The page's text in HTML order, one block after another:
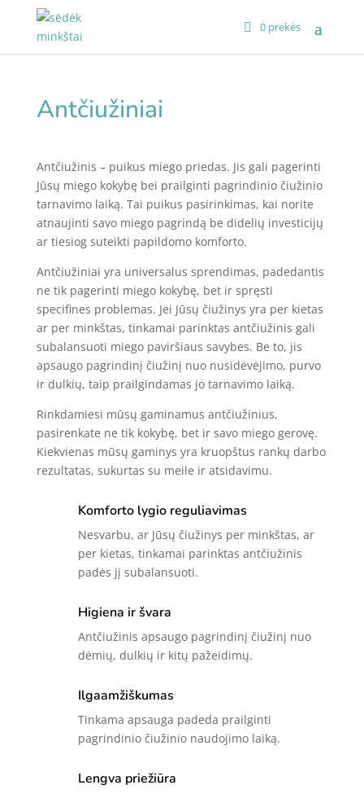
0 prekės
Antčiužiniai
Antčiužinis – puikus miego priedas. Jis gali pagerinti
Jūsų miego kokybę bei prailginti pagrindinio čiužinio
tarnavimo laiką. Tai puikus pasirinkimas, kai norite
atnaujinti savo miego pagrindą be didelių investicijų
ar tiesiog suteikti papildomo komforto.
Antčiužiniai yra universalus sprendimas, padedantis
ne tik pagerinti miego kokybę, bet ir spręsti
specifines problemas. Jei Jūsų čiužinys yra per kietas
ar per minkštas, tinkamai parinktas antčiužinis gali
subalansuoti miego paviršiaus savybes. Be to, jis
apsaugo pagrindinį čiužinį nuo nusidėvėjimo, purvo
ir dulkių, taip prailgindamas jo tarnavimo laiką.
Rinkdamiesi mūsų gaminamus antčiužinius,
pasirenkate ne tik kokybę, bet ir savo miego gerovę.
Kiekvienas mūsų gaminys yra kruopštus rankų darbo
rezultatas, sukurtas su meile ir atsidavimu.
Komforto lygio reguliavimas
Nesvarbu, ar Jūsų čiužinys per minkštas, ar
per kietas, tinkamai parinktas antčiužinis
padės jį subalansuoti.
Higiena ir švara
Antčiužinis apsaugo pagrindinį čiužinį nuo
dėmių, dulkių ir kitų pažeidimų.
Ilgaamžiškumas
Tinkama apsauga padeda prailginti
pagrindinio čiužinio naudojimo laiką.
Lengva priežiūra